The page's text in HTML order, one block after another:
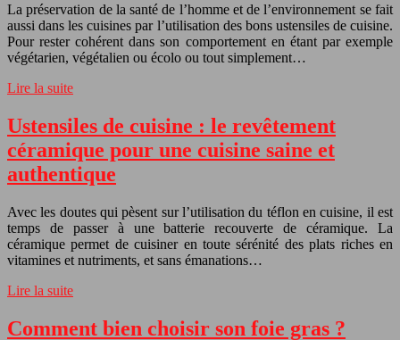
La préservation de la santé de l’homme et de l’environnement se fait
aussi dans les cuisines par l’utilisation des bons ustensiles de cuisine.
Pour rester cohérent dans son comportement en étant par exemple
végétarien, végétalien ou écolo ou tout simplement…
Lire la suite
Ustensiles de cuisine : le revêtement
céramique pour une cuisine saine et
authentique
Avec les doutes qui pèsent sur l’utilisation du téflon en cuisine, il est
temps de passer à une batterie recouverte de céramique. La
céramique permet de cuisiner en toute sérénité des plats riches en
vitamines et nutriments, et sans émanations…
Lire la suite
Comment bien choisir son foie gras ?